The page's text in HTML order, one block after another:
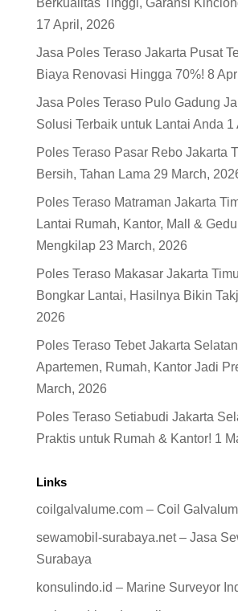
Berkualitas Tinggi, Garansi
17 April, 2026
Jasa Poles Teraso Jakarta Pusat
Biaya Renovasi Hingga 70%! 8
Jasa Poles Teraso Pulo Gadung
Solusi Terbaik untuk Lantai Anda 1
Poles Teraso Pasar Rebo Jakarta
Bersih, Tahan Lama 29 March,
Poles Teraso Matraman Jakarta
Lantai Rumah, Kantor, Mall &
Mengkilap 23 March, 2026
Poles Teraso Makasar Jakarta
Bongkar Lantai, Hasilnya Bikin
2026
Poles Teraso Tebet Jakarta
Apartemen, Rumah, Kantor Jadi
March, 2026
Poles Teraso Setiabudi Jakarta
Praktis untuk Rumah & Kantor! 1
Links
coilgalvalume.com – Coil
sewamobil-surabaya.net – Jasa
Surabaya
konsulindo.id – Marine Surveyor